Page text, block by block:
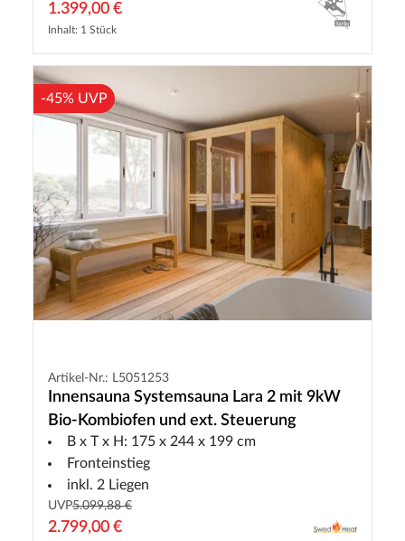
1.399,00 €
Inhalt: 1 Stück
-45% UVP
Artikel-Nr.: L5051253
Innensauna Systemsauna Lara 2 mit 9kW
Bio-Kombiofen und ext. Steuerung
B x T x H: 175 x 244 x 199 cm
Fronteinstieg
inkl. 2 Liegen
UVP5.099,88 €
2.799,00 €